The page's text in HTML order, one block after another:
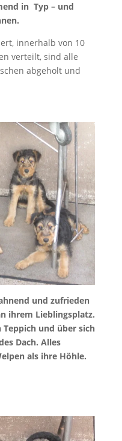
in Typ – und
innerhalb von 10
verteilt, sind alle
abgeholt und
und zufrieden
ihrem Lieblingsplatz.
und über sich
Dach. Alles
als ihre Höhle.